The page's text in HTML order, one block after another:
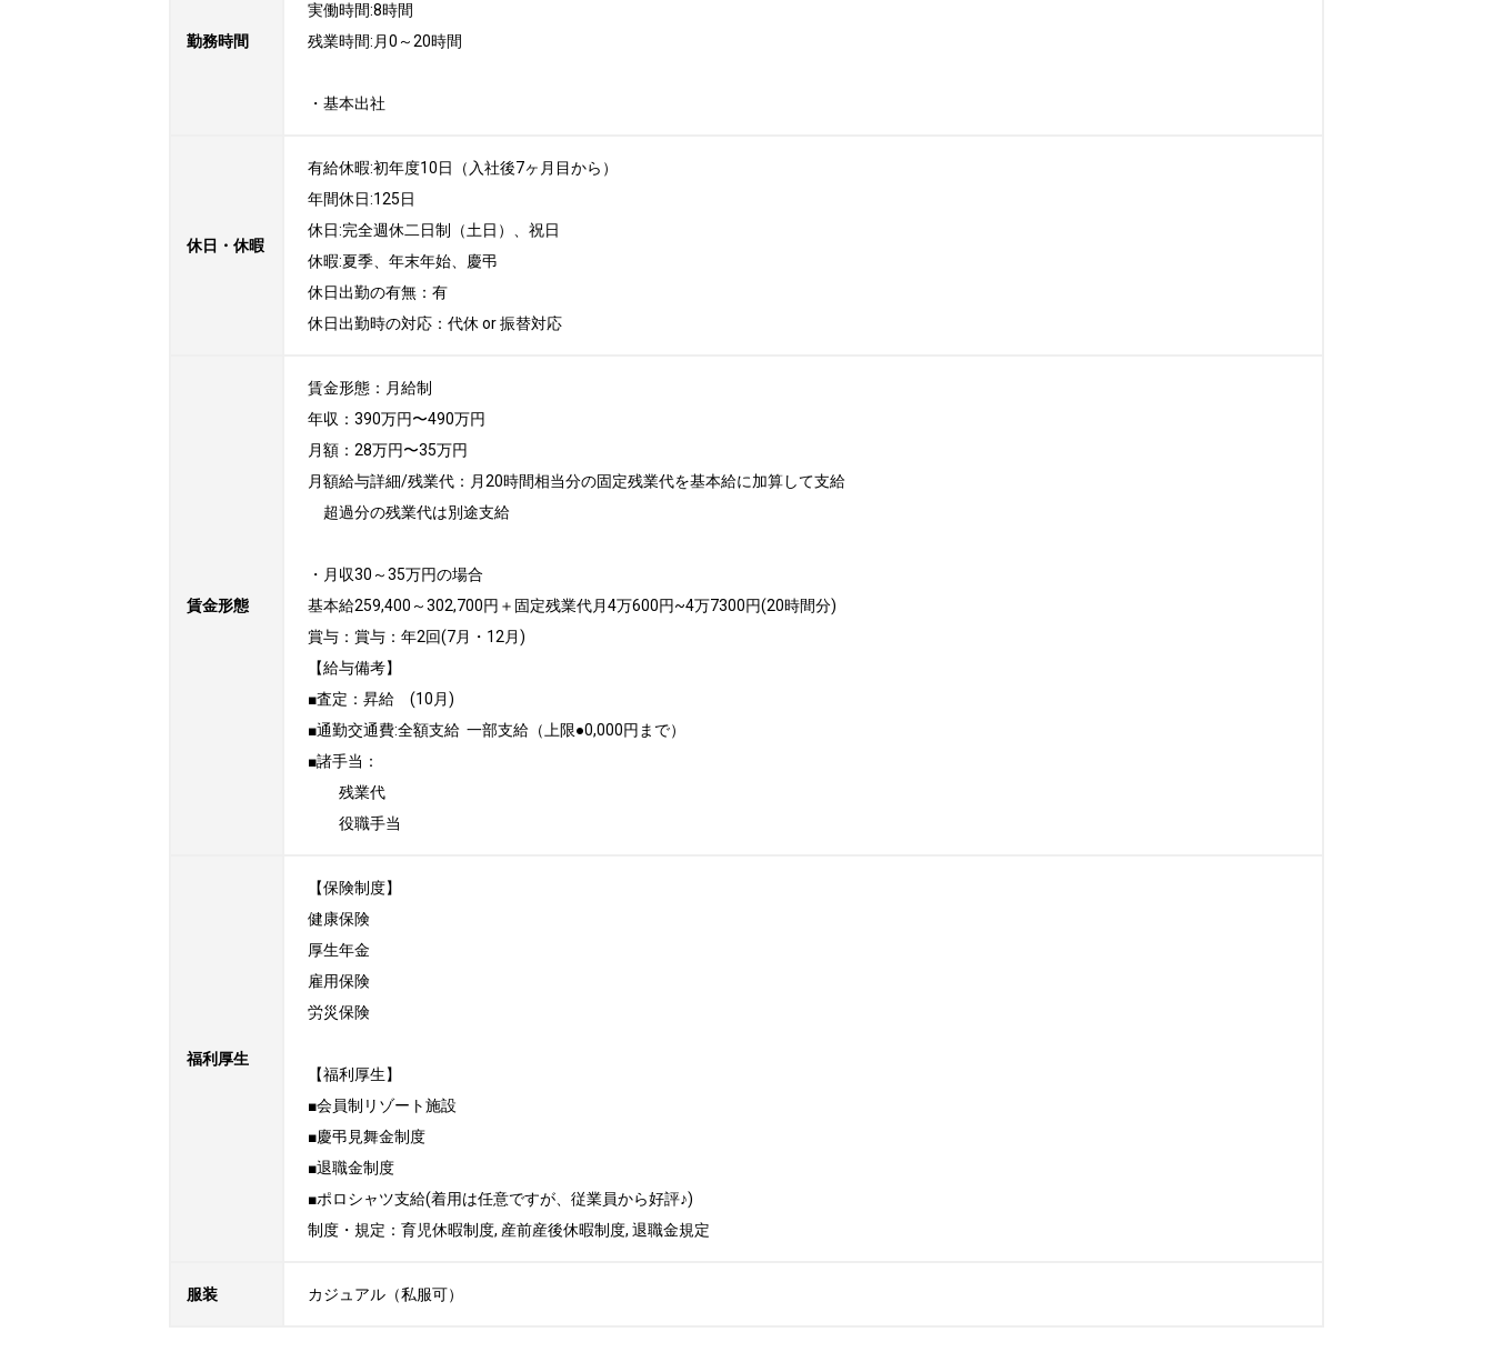
勤務時間
実働時間:8時間
残業時間:月0～20時間
・基本出社
休日・休暇
有給休暇:初年度10日（入社後7ヶ月目から）
年間休日:125日
休日:完全週休二日制（土日）、祝日
休暇:夏季、年末年始、慶弔
休日出勤の有無：有
休日出勤時の対応：代休 or 振替対応
賃金形態
賃金形態：月給制
年収：390万円〜490万円
月額：28万円〜35万円
月額給与詳細/残業代：月20時間相当分の固定残業代を基本給に加算して支給
超過分の残業代は別途支給
・月収30～35万円の場合
基本給259,400～302,700円＋固定残業代月4万600円~4万7300円(20時間分)
賞与：賞与：年2回(7月・12月)
【給与備考】
■査定：昇給　(10月)
■通勤交通費:全額支給  一部支給（上限●0,000円まで）
■諸手当：
残業代
役職手当
福利厚生
【保険制度】
健康保険
厚生年金
雇用保険
労災保険
【福利厚生】
■会員制リゾート施設
■慶弔見舞金制度
■退職金制度
■ポロシャツ支給(着用は任意ですが、従業員から好評♪)
制度・規定：育児休暇制度, 産前産後休暇制度, 退職金規定
服装 カジュアル（私服可）